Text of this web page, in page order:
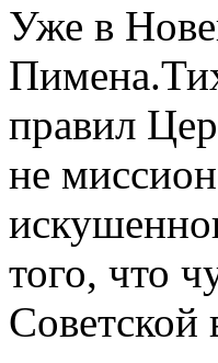
Уже в
правил
не
того, что
Советской